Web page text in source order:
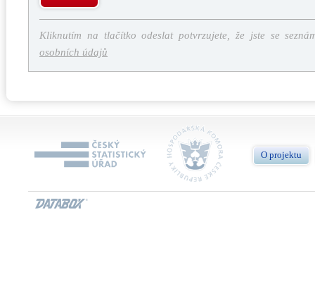
Kliknutím na tlačítko odeslat potvrzujete, že jste se
osobních údajů
O projektu